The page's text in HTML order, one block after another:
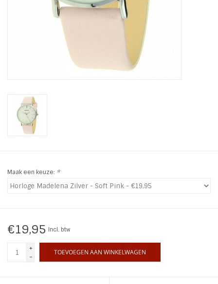
Ohlala Jewels
LIFESTYLE PRODUCTEN
Blog
Maak een keuze: *
€19,95 Incl. btw
+
-
TOEVOEGEN AAN WINKELWAGEN